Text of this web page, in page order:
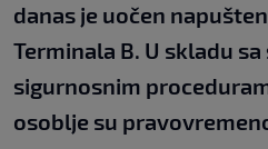
danas je uočen
Terminala B. U skladu
sigurnosnim
osoblje su